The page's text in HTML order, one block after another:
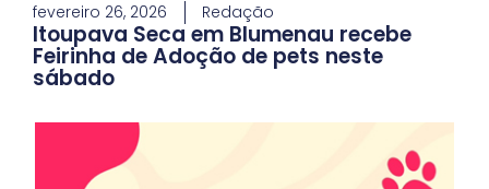
fevereiro 26, 2026 Redação
Itoupava Seca em Blumenau recebe
Feirinha de Adoção de pets neste
sábado